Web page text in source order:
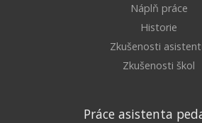
Náplň práce
Historie
Zkušenosti
Zkušenosti škol
Práce asistenta